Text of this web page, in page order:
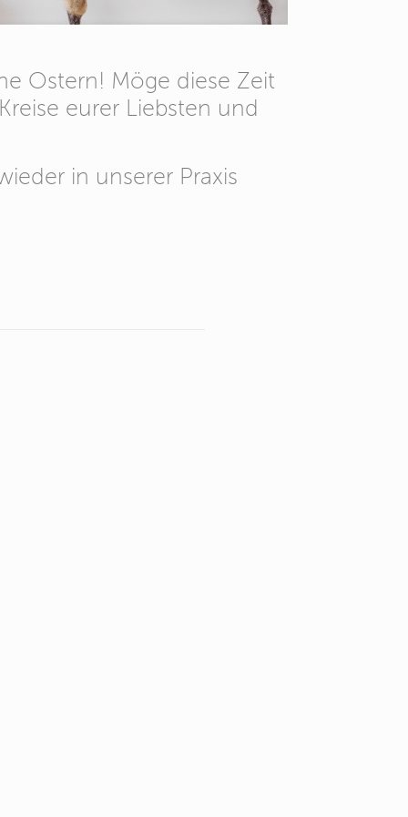
Ostern! Möge diese Zeit
eurer Liebsten und
in unserer Praxis